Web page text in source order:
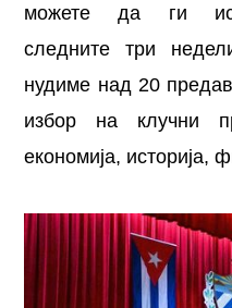
можете да ги
следните три
нудиме над 20
избор на клучни
економија, историја,